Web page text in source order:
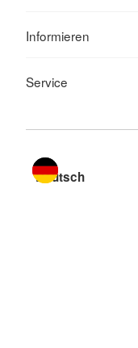
Informieren
Service
Sprache wechseln zu